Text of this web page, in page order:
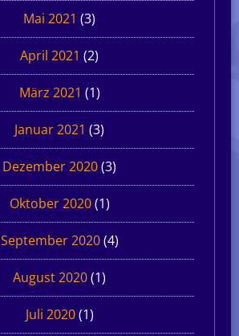
Mai 2021 (3)
April 2021 (2)
März 2021 (1)
Januar 2021 (3)
Dezember 2020(3)
Oktober 2020(1)
September 2020(4)
August 2020(1)
Juli 2020(1)